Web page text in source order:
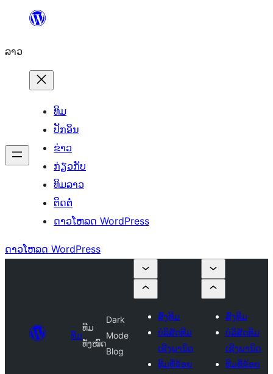
ທີ່
ເນື້ອຫາ
ລາວ
ທິມ
ປັກອິນ
ຂ່າວ
ກ່ຽວກັບ
ທິມລາວ
ຕິດຕໍ່
ດາວໂຫລດ WordPress
ດາວໂຫລດ WordPress
ທີມ
ທີມ
ທັງໝົດ
Dark
Mode
Blog
ສົ່ງທີມ
ບໍລິສັດທີມ
ເຊີງພານິດ
ທີມທີ່ຂ້ອຍ
ສົ່ງທີມ
ບໍລິສັດທີມ
ເຊີງພານິດ
ທີມທີ່ຂ້ອຍ